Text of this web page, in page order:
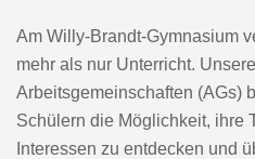
Am Willy-Brandt-Gymnasium
mehr als nur Unterricht.
Arbeitsgemeinschaften (AGs)
Schülern die Möglichkeit, ihre
Interessen zu entdecken und